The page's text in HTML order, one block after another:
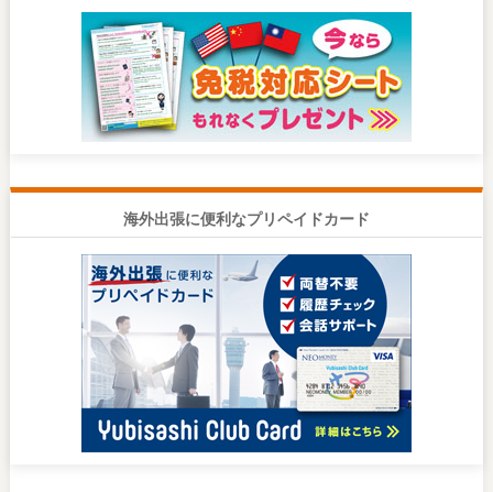
海外出張に便利なプリペイドカード